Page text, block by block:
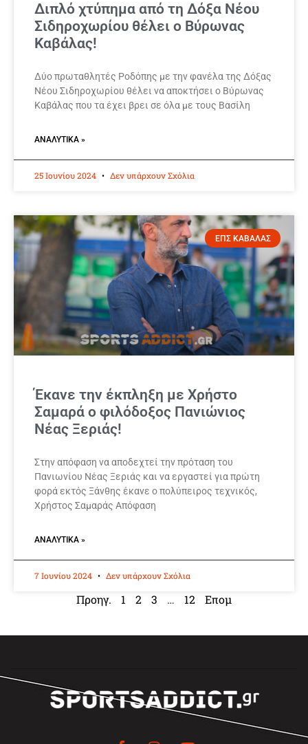
Διπλό χτύπημα από τη Δόξα Νέου
Σιδηροχωρίου θέλει ο Βύρωνας
Καβάλας!
Δύο πρωταθλητές Ροδόπης με την φανέλα της Δόξας
Νέου Σιδηροχωρίου θέλει να αποκτήσει ο Βύρωνας
Καβάλας που τα έχει βρει σε όλα με τους Βασίλη
ΑΝΑΛΥΤΙΚΆ »
25 Ιουνίου 2024 Δεν υπάρχουν Σχόλια
ΕΠΣ ΚΑΒΑΛΑΣ
Έκανε την έκπληξη με Χρήστο
Σαμαρά ο φιλόδοξος Πανιώνιος
Νέας Ξεριάς!
Στην απόφαση να αποδεχτεί την πρόταση του
Πανιωνίου Νέας Ξεριάς και να εργαστεί για πρώτη
φορά εκτός Ξάνθης έκανε ο πολύπειρος τεχνικός,
Χρήστος Σαμαράς Απόφαση
ΑΝΑΛΥΤΙΚΆ »
7 Ιουνίου 2024 Δεν υπάρχουν Σχόλια
Προηγ. 1 2 3 … 12 Επομ